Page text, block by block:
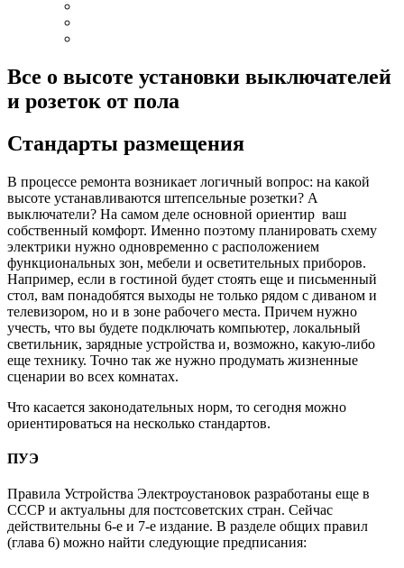
Все о высоте установки выключателей
и розеток от пола
Стандарты размещения
В процессе ремонта возникает логичный вопрос: на какой
высоте устанавливаются штепсельные розетки? А
выключатели? На самом деле основной ориентир ваш
собственный комфорт. Именно поэтому планировать схему
электрики нужно одновременно с расположением
функциональных зон, мебели и осветительных приборов.
Например, если в гостиной будет стоять еще и письменный
стол, вам понадобятся выходы не только рядом с диваном и
телевизором, но и в зоне рабочего места. Причем нужно
учесть, что вы будете подключать компьютер, локальный
светильник, зарядные устройства и, возможно, какую-либо
еще технику. Точно так же нужно продумать жизненные
сценарии во всех комнатах.
Что касается законодательных норм, то сегодня можно
ориентироваться на несколько стандартов.
ПУЭ
Правила Устройства Электроустановок разработаны еще в
СССР и актуальны для постсоветских стран. Сейчас
действительны 6-е и 7-е издание. В разделе общих правил
(глава 6) можно найти следующие предписания: